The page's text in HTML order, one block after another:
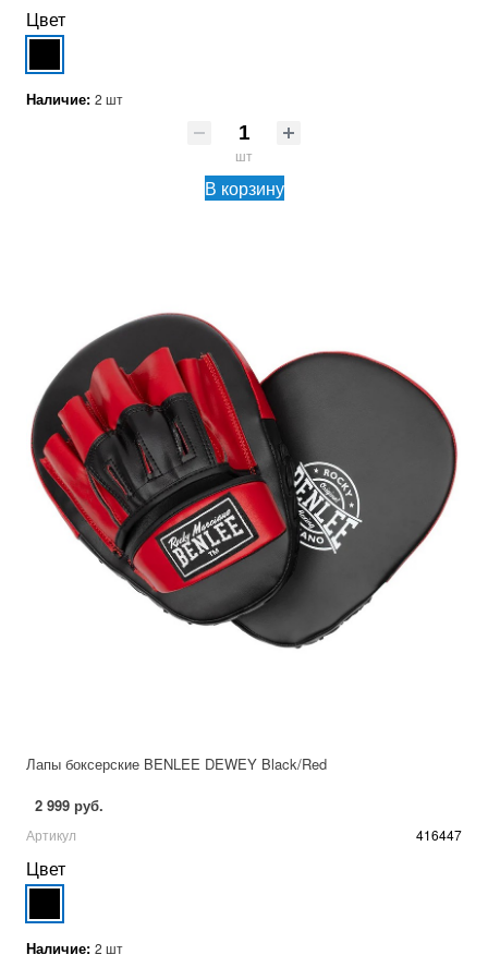
Цвет
Наличие: 2 шт
шт
В корзину
Лапы боксерские BENLEE DEWEY Black/Red
2 999 руб.
Артикул 416447
Цвет
Наличие: 2 шт